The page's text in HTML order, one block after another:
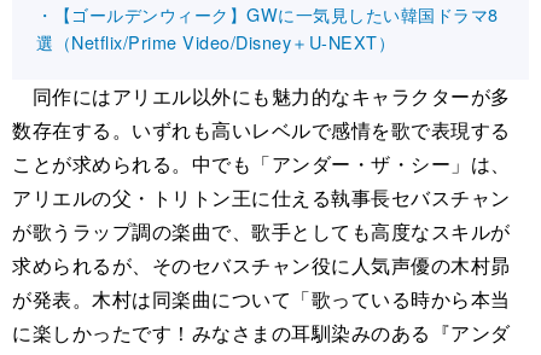
・【ゴールデンウィーク】GWに一気見したい韓国ドラマ8
選（Netflix/Prime Video/Disney＋U-NEXT）
同作にはアリエル以外にも魅力的なキャラクターが多
数存在する。いずれも高いレベルで感情を歌で表現する
ことが求められる。中でも「アンダー・ザ・シー」は、
アリエルの父・トリトン王に仕える執事長セバスチャン
が歌うラップ調の楽曲で、歌手としても高度なスキルが
求められるが、そのセバスチャン役に人気声優の木村昴
が発表。木村は同楽曲について「歌っている時から本当
に楽しかったです！みなさまの耳馴染みのある『アンダ